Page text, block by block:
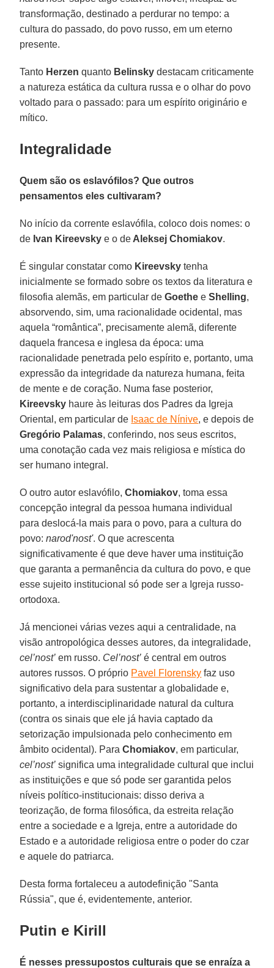
transformação, destinado a perdurar no tempo: a
cultura do passado, do povo russo, em um eterno
presente.
Tanto Herzen quanto Belinsky destacam criticamente
a natureza estática da cultura russa e o olhar do povo
voltado para o passado: para um espírito originário e
mítico.
Integralidade
Quem são os eslavófilos? Que outros
pensamentos eles cultivaram?
No início da corrente eslavófila, coloco dois nomes: o
de Ivan Kireevsky e o de Aleksej Chomiakov.
É singular constatar como Kireevsky tenha
inicialmente se formado sobre os textos da literatura e
filosofia alemãs, em particular deGoethe eShelling,
absorvendo, sim, uma racionalidade ocidental, mas
aquela “romântica”, precisamente alemã, diferente
daquela francesa e inglesa da época: uma
racionalidade penetrada pelo espírito e, portanto, uma
expressão da integridade da natureza humana, feita
de mente e de coração. Numa fase posterior,
Kireevsky haure às leituras dos Padres da Igreja
Oriental, em particular de Isaac de Nínive, e depois de
Gregório Palamas, conferindo, nos seus escritos,
uma conotação cada vez mais religiosa e mística do
ser humano integral.
O outro autor eslavófilo,Chomiakov, toma essa
concepção integral da pessoa humana individual
para deslocá-la mais para o povo, para a cultura do
povo:narod'nost'. O que acrescenta
significativamente é que deve haver uma instituição
que garanta a permanência da cultura do povo, e que
esse sujeito institucional só pode ser a Igreja russo-
ortodoxa.
Já mencionei várias vezes aqui a centralidade, na
visão antropológica desses autores, da integralidade,
cel’nost’ em russo. Cel’nost’ é central em outros
autores russos. O próprio Pavel Florensky faz uso
significativo dela para sustentar a globalidade e,
portanto, a interdisciplinaridade natural da cultura
(contra os sinais que ele já havia captado da
setorização impulsionada pelo conhecimento em
âmbito ocidental). ParaChomiakov, em particular,
cel’nost’ significa uma integralidade cultural que inclui
as instituições e que só pode ser garantida pelos
níveis político-institucionais: disso deriva a
teorização, de forma filosófica, da estreita relação
entre a sociedade e a Igreja, entre a autoridade do
Estado e a autoridade religiosa entre o poder do czar
e aquele do patriarca.
Desta forma fortaleceu a autodefinição "Santa
Rússia", que é, evidentemente, anterior.
Putin e Kirill
É nesses pressupostos culturais que se enraíza a